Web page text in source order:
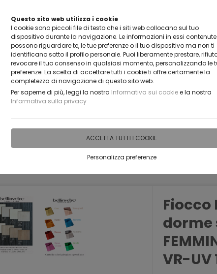
Questo sito web utilizza i cookie
I cookie sono piccoli file di testo che i siti web collocano sul tuo
dispositivo durante la navigazione. Le informazioni in essi contenute
possono riguardare te, le tue preferenze o il tuo dispositivo ma non ti
identificano sotto il profilo personale. Puoi liberamente prestare,
revocare il tuo consenso in qualsiasi momento, personalizzando le
preferenze. La scelta di accettare tutti i cookie ti offre certamente la
completezza di navigazione di questo sito web.
Per saperne di più, leggi la nostra Informativa sui cookiee la nostra
Informativa sulla privacy
ACCETTA TUTTI I COOKIE
Personalizza preferenze
IDEE PERSONALIZZABILI RECENSIONI HORECA
dorme
VR-UV